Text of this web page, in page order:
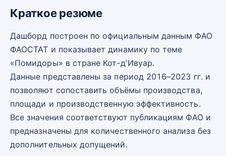
Краткое резюме
Дашборд построен по официальным данным ФАО
ФАОСТАТ и показывает динамику по теме
«Помидоры» в стране Кот-д'Ивуар.
Данные представлены за период 2016–2023 гг. и
позволяют сопоставить объёмы производства,
площади и производственную эффективность.
Все значения соответствуют публикациям ФАО и
предназначены для количественного анализа без
дополнительных допущений.